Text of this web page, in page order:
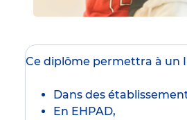
Ce diplôme permettra à un
Dans des
En EHPAD,